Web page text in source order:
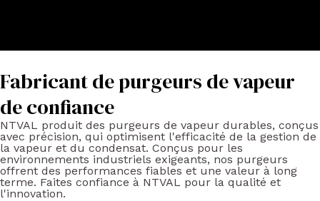
Fabricant de purgeurs de vapeur
de confiance
NTVAL produit des purgeurs de vapeur durables, conçus
avec précision, qui optimisent l'efficacité de la gestion de
la vapeur et du condensat. Conçus pour les
environnements industriels exigeants, nos purgeurs
offrent des performances fiables et une valeur à long
terme. Faites confiance à NTVAL pour la qualité et
l'innovation.